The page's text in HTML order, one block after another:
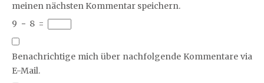
meinen nächsten Kommentar speichern.
9 − 8 =
Benachrichtige mich über nachfolgende Kommentare via
E-Mail.